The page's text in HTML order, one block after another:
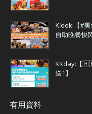
Klook:【#美
自助晚餐快
KKday:【
送1】
有用資料